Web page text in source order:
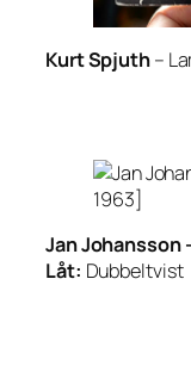
Kurt Spjuth–
Jan Johansson
Låt: Dubbeltvist